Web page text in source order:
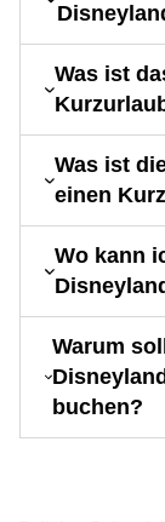
Was ist
Was ist
einen
Wo kann
Warum
buchen?